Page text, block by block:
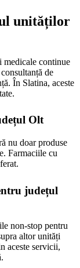
unităților
continue
de
În Slatina, aceste
Olt
nu doar produse
Farmaciile cu
județul
non-stop pentru
altor unități
aceste servicii,